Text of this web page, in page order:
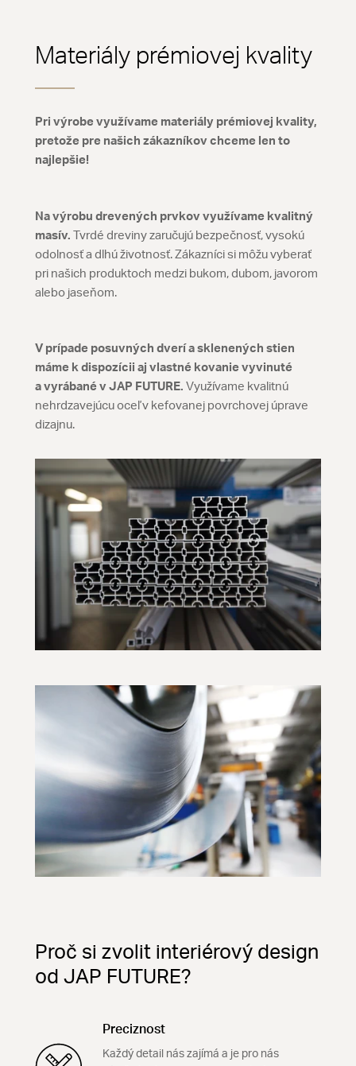
Materiály prémiovej kvality
Pri výrobe využívame materiály prémiovej kvality,
pretože pre našich zákazníkov chceme len to
najlepšie!
Na výrobu drevených prvkov využívame kvalitný
masív. Tvrdé dreviny zaručujú bezpečnosť, vysokú
odolnosť a dlhú životnosť. Zákazníci si môžu vyberať
pri našich produktoch medzi bukom, dubom, javorom
alebo jaseňom.
V prípade posuvných dverí a sklenených stien
máme k dispozícii aj vlastné kovanie vyvinuté
a vyrábané v JAP FUTURE. Využívame kvalitnú
nehrdzavejúcu oceľ v kefovanej povrchovej úprave
dizajnu.
Proč si zvolit interiérový design
od JAP FUTURE?
Preciznost
Každý detail nás zajímá a je pro nás